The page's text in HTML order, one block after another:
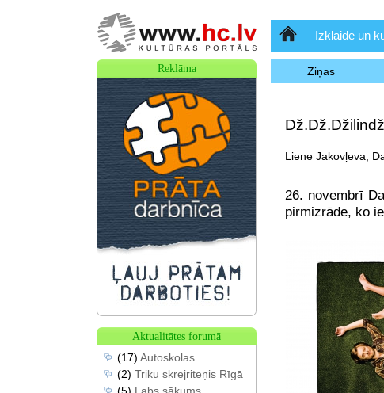
SākumlapaIzklaide un
Ziņas
Liene Jakovļeva,
26. novembrī
pirmizrāde, ko
Reklāma
Aktualitātes forumā
(17) Autoskolas
(2) Triku skrejriteņis Rīgā